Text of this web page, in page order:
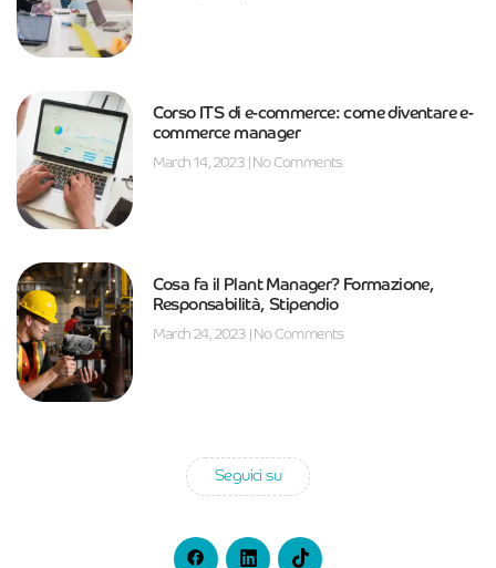
Corso ITS di e-commerce: come diventare e-
commerce manager
March 14, 2023 No Comments
Cosa fa il Plant Manager? Formazione,
Responsabilità, Stipendio
March 24, 2023 No Comments
Seguici su